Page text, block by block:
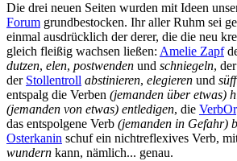
Die drei neuen Seiten wurden mit Ideen
Forum grundbestocken. Ihr aller Ruhm sei
einmal ausdrücklich der derer, die die neu
gleich fleißig wachsen ließen: Amelie Zapf
dutzen, elen, postwenden und schniegeln, der
der Stollentroll abstinieren, elegieren und
entspalg die Verben (jemanden über etwas)
(jemanden von etwas) entledigen, die
das entspolgene Verb (jemanden in Gefahr)
Osterkanin schuf ein nichtreflexives Verb,
wundern kann, nämlich... genau.